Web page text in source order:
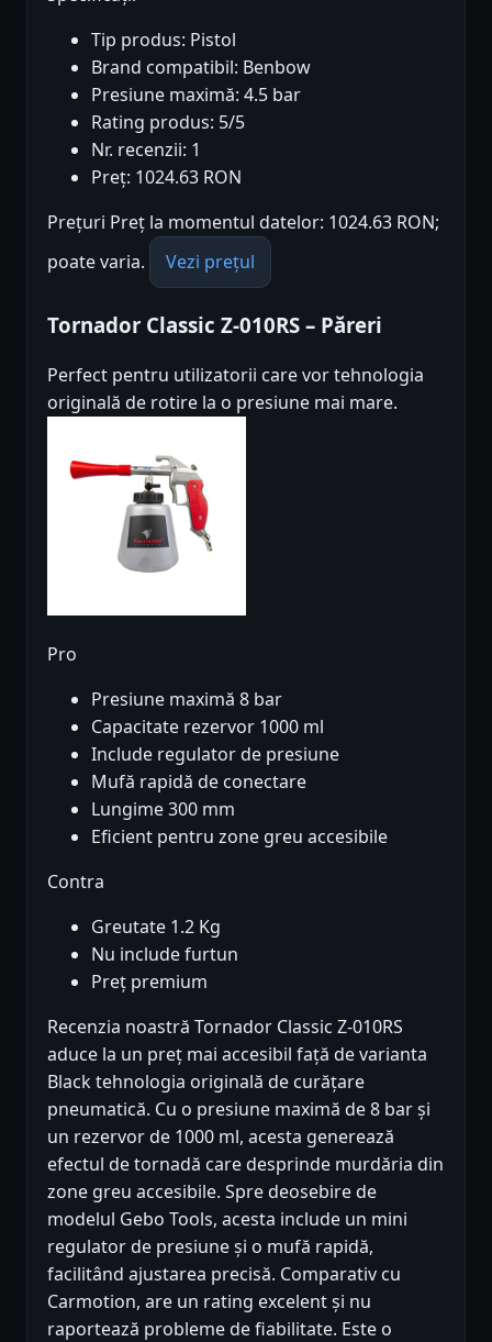
Tip produs: Pistol
Brand compatibil: Benbow
Presiune maximă: 4.5 bar
Rating produs: 5/5
Nr. recenzii: 1
Preț: 1024.63 RON
Prețuri Preț la momentul datelor: 1024.63 RON;
poate varia.
Vezi prețul
Tornador Classic Z-010RS – Păreri
Perfect pentru utilizatorii care vor tehnologia
originală de rotire la o presiune mai mare.
Pro
Presiune maximă 8 bar
Capacitate rezervor 1000 ml
Include regulator de presiune
Mufă rapidă de conectare
Lungime 300 mm
Eficient pentru zone greu accesibile
Contra
Greutate 1.2 Kg
Nu include furtun
Preț premium
Recenzia noastră Tornador Classic Z-010RS
aduce la un preț mai accesibil față de varianta
Black tehnologia originală de curățare
pneumatică. Cu o presiune maximă de 8 bar și
un rezervor de 1000 ml, acesta generează
efectul de tornadă care desprinde murdăria din
zone greu accesibile. Spre deosebire de
modelul Gebo Tools, acesta include un mini
regulator de presiune și o mufă rapidă,
facilitând ajustarea precisă. Comparativ cu
Carmotion, are un rating excelent și nu
raportează probleme de fiabilitate. Este o